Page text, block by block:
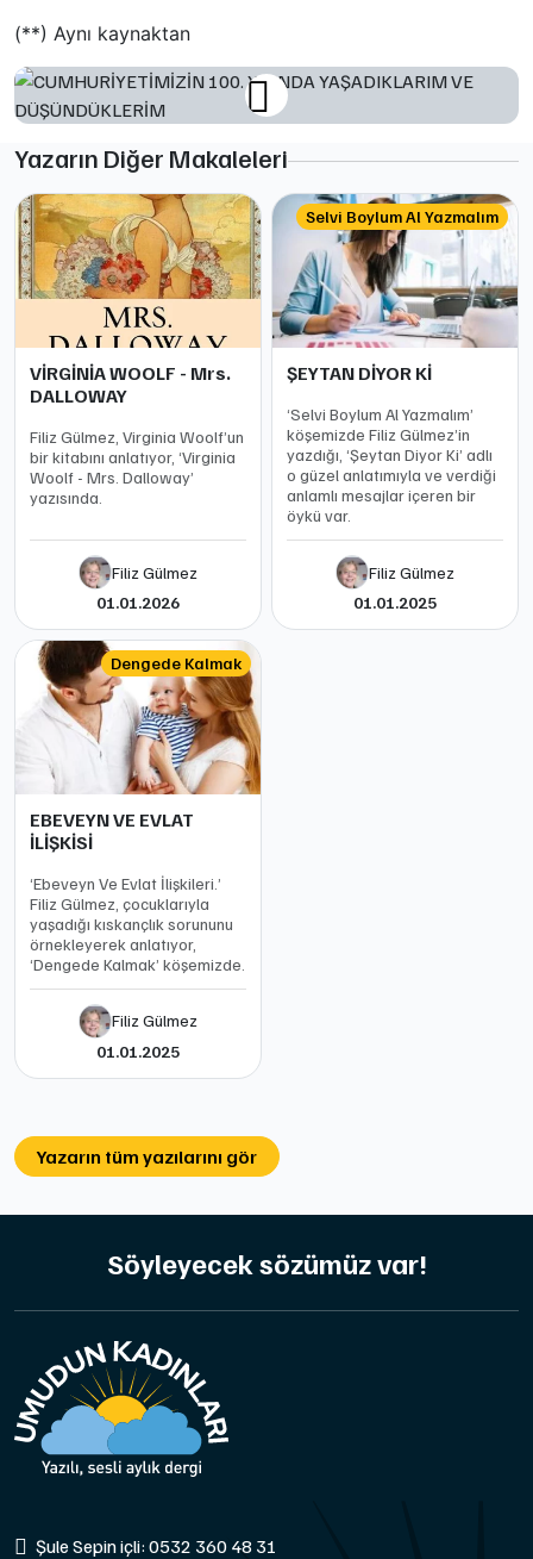
(**) Aynı kaynaktan
Yazarın Diğer Makaleleri
VİRGİNİA WOOLF - Mrs.
DALLOWAY
Filiz Gülmez, Virginia Woolf’un
bir kitabını anlatıyor, ‘Virginia
Woolf - Mrs. Dalloway’
yazısında.
Filiz Gülmez
01.01.2026
Selvi Boylum Al Yazmalım
ŞEYTAN DİYOR Kİ
‘Selvi Boylum Al Yazmalım’
köşemizde Filiz Gülmez’in
yazdığı, ‘Şeytan Diyor Ki’ adlı
o güzel anlatımıyla ve verdiği
anlamlı mesajlar içeren bir
öykü var.
Filiz Gülmez
01.01.2025
Dengede Kalmak
EBEVEYN VE EVLAT
İLİŞKİSİ
‘Ebeveyn Ve Evlat İlişkileri.’
Filiz Gülmez, çocuklarıyla
yaşadığı kıskançlık sorununu
örnekleyerek anlatıyor,
‘Dengede Kalmak’ köşemizde.
Filiz Gülmez
01.01.2025
Yazarın tüm yazılarını gör
Söyleyecek sözümüz var!
Şule Sepin içli: 0532 360 48 31